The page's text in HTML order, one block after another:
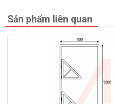
Sản phẩm liên quan